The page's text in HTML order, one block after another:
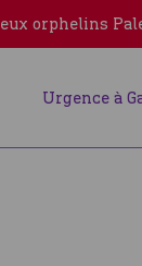
orphelins
Urgence à